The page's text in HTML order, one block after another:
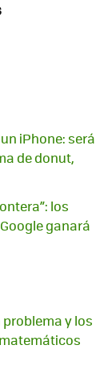
iPhone: será
de donut,
los
ganará
problema y los